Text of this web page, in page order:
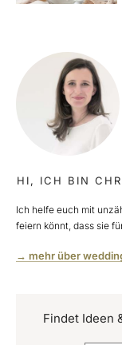
HI, ICH BIN
Ich helfe euch mit
feiern könnt, dass sie
→ mehr über
Findet Ideen